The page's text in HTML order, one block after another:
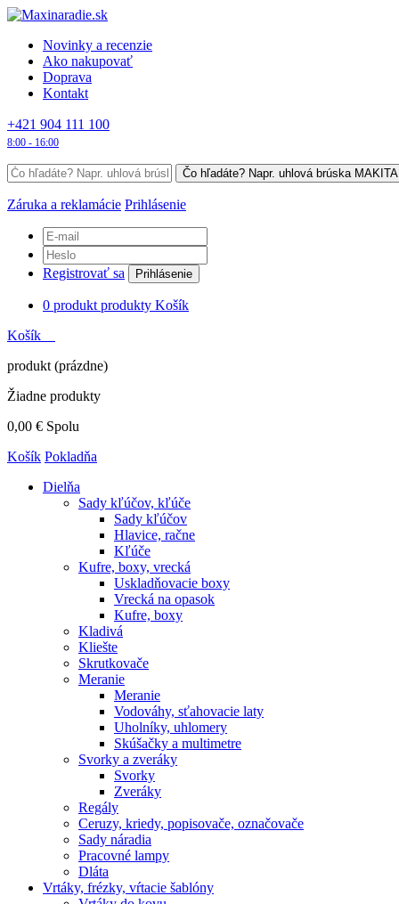
Novinky a recenzie
Ako nakupovať
Doprava
Kontakt
+421 904 111 100
8:00 - 16:00
Záruka a reklamácie Prihlásenie
Registrovať sa Prihlásenie
0 produkt produkty Košík
Košík
produkt (prázdne)
Žiadne produkty
0,00 € Spolu
Košík Pokladňa
Dielňa
Sady kľúčov, kľúče
Sady kľúčov
Hlavice, račne
Kľúče
Kufre, boxy, vrecká
Uskladňovacie boxy
Vrecká na opasok
Kufre, boxy
Kladivá
Kliešte
Skrutkovače
Meranie
Meranie
Vodováhy, sťahovacie laty
Uholníky, uhlomery
Skúšačky a multimetre
Svorky a zveráky
Svorky
Zveráky
Regály
Ceruzy, kriedy, popisovače, označovače
Sady náradia
Pracovné lampy
Dláta
Vrtáky, frézky, vŕtacie šablóny